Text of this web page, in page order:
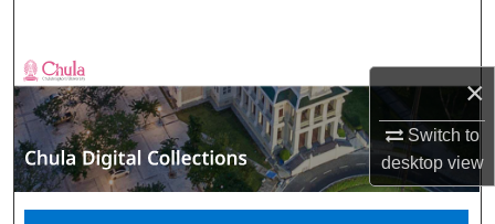
×
Switch to
desktopview
Browse Collections
My Account
About